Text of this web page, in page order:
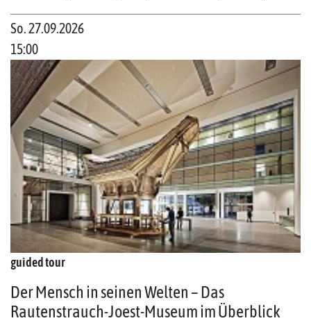
So. 27.09.2026
15:00
guided tour
Der Mensch in seinen Welten – Das
Rautenstrauch-Joest-Museum im Überblick